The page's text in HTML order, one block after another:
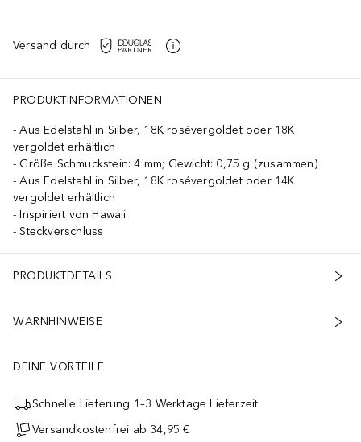
Versand durch
PRODUKTINFORMATIONEN
Aus Edelstahl in Silber, 18K rosévergoldet oder 18K
vergoldet erhältlich
Größe Schmuckstein: 4 mm; Gewicht: 0,75 g (zusammen)
Aus Edelstahl in Silber, 18K rosévergoldet oder 14K
vergoldet erhältlich
Inspiriert von Hawaii
Steckverschluss
PRODUKTDETAILS
WARNHINWEISE
DEINE VORTEILE
Schnelle Lieferung 1–3 Werktage Lieferzeit
Versandkostenfrei ab 34,95 €